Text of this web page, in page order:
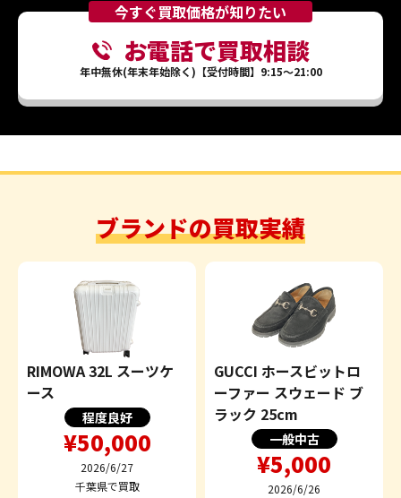
今すぐ買取価格が知りたい
お電話で買取相談
年中無休(年末年始除く)【受付時間】9:15～21:00
ブランドの買取実績
RIMOWA 32L スーツケ
ース
程度良好
¥50,000
2026/6/27
千葉県で買取
GUCCI ホースビットロ
ーファー スウェード ブ
ラック 25cm
一般中古
¥5,000
2026/6/26